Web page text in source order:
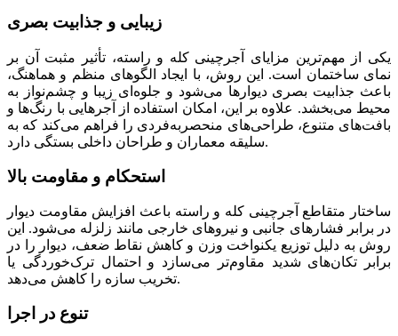
زیبایی و جذابیت بصری
یکی از مهم‌ترین مزایای آجرچینی کله و راسته، تأثیر مثبت آن بر
نمای ساختمان است. این روش، با ایجاد الگوهای منظم و هماهنگ،
باعث جذابیت بصری دیوارها می‌شود و جلوه‌ای زیبا و چشم‌نواز به
محیط می‌بخشد. علاوه بر این، امکان استفاده از آجرهایی با رنگ‌ها و
بافت‌های متنوع، طراحی‌های منحصربه‌فردی را فراهم می‌کند که به
سلیقه معماران و طراحان داخلی بستگی دارد.
استحکام و مقاومت بالا
ساختار متقاطع آجرچینی کله و راسته باعث افزایش مقاومت دیوار
در برابر فشارهای جانبی و نیروهای خارجی مانند زلزله می‌شود. این
روش به دلیل توزیع یکنواخت وزن و کاهش نقاط ضعف، دیوار را در
برابر تکان‌های شدید مقاوم‌تر می‌سازد و احتمال ترک‌خوردگی یا
تخریب سازه را کاهش می‌دهد.
تنوع در اجرا